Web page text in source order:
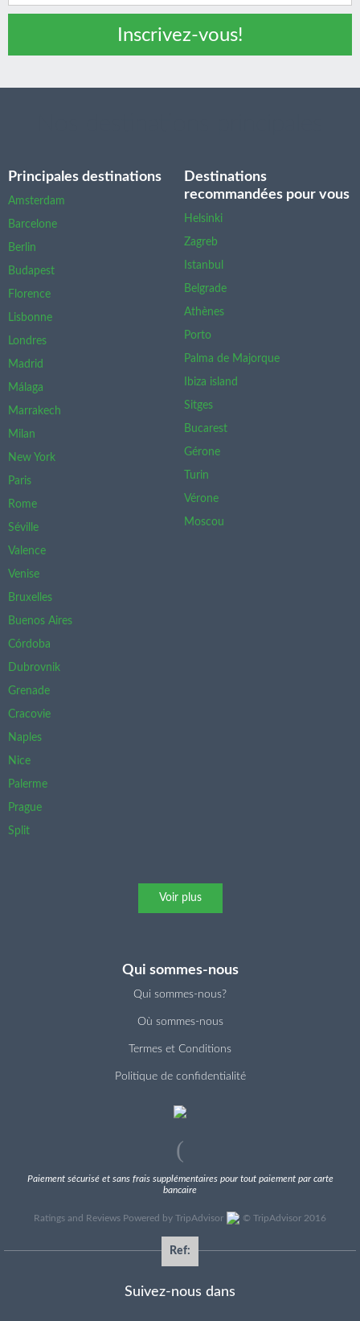
Inscrivez-vous!
Principales destinations
Amsterdam
Barcelone
Berlin
Budapest
Florence
Lisbonne
Londres
Madrid
Málaga
Marrakech
Milan
New York
Paris
Rome
Séville
Valence
Venise
Bruxelles
Buenos Aires
Córdoba
Dubrovnik
Grenade
Cracovie
Naples
Nice
Palerme
Prague
Split
Destinations
recommandées pour vous
Helsinki
Zagreb
Istanbul
Belgrade
Athènes
Porto
Palma de Majorque
Ibiza island
Sitges
Bucarest
Gérone
Turin
Vérone
Moscou
Voir plus
Qui sommes-nous
Qui sommes-nous?
Où sommes-nous
Termes et Conditions
Politique de confidentialité
Paiement sécurisé et sans frais supplémentaires pour tout paiement par carte
bancaire
Ratings and Reviews Powered by TripAdvisor © TripAdvisor 2016
Ref:
Suivez-nous dans